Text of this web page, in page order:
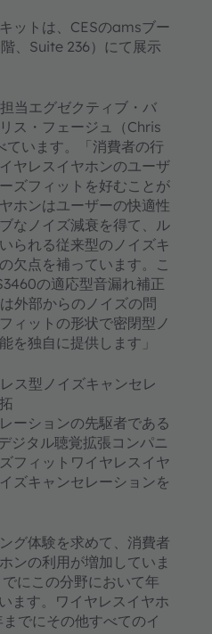
ットは、CESのamsブー
、Suite 236）にて展示
当エグゼクティブ・バ
ス・フェージュ（Chris
ています。「消費者の行
ヤレスイヤホンのユーザ
ズフィットを好むことが
ホンはユーザーの快適性
なノイズ減衰を得て、ル
られる従来型のノイズキ
欠点を補っています。こ
の適応型音漏れ補正
外部からのノイズの問
ィットの形状で密閉型ノ
を独自に提供します」
ス型ノイズキャンセレ
ーションの先駆者である
ジタル聴覚拡張コンパニ
フィットワイヤレスイヤ
ズキャンセレーションを
グ体験を求めて、消費者
ンの利用が増加していま
にこの分野において年
ます。ワイヤレスイヤホ
でにその他すべてのイ